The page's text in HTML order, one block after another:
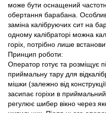
може бути оснащений
обертання барабана.
заміна калібруючих сит на
одному калібраторі можна
горіх, потрібно лише
Принцип роботи:
Оператор готує та розміщує
приймальну тару для
мішки (залежно від
засипає горіхи в
регулює шибер вікно через